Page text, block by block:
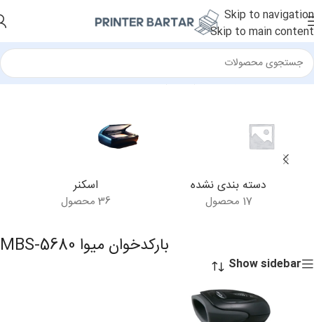
Skip to navigation
Skip to main content
خانه/محصولات برچسب خورده “بارکدخوان میوا MBS-5680”
دسته بندی نشده
17 محصول
اسکنر
36 محصول
بارکدخوان میوا MBS-5680
Show sidebar